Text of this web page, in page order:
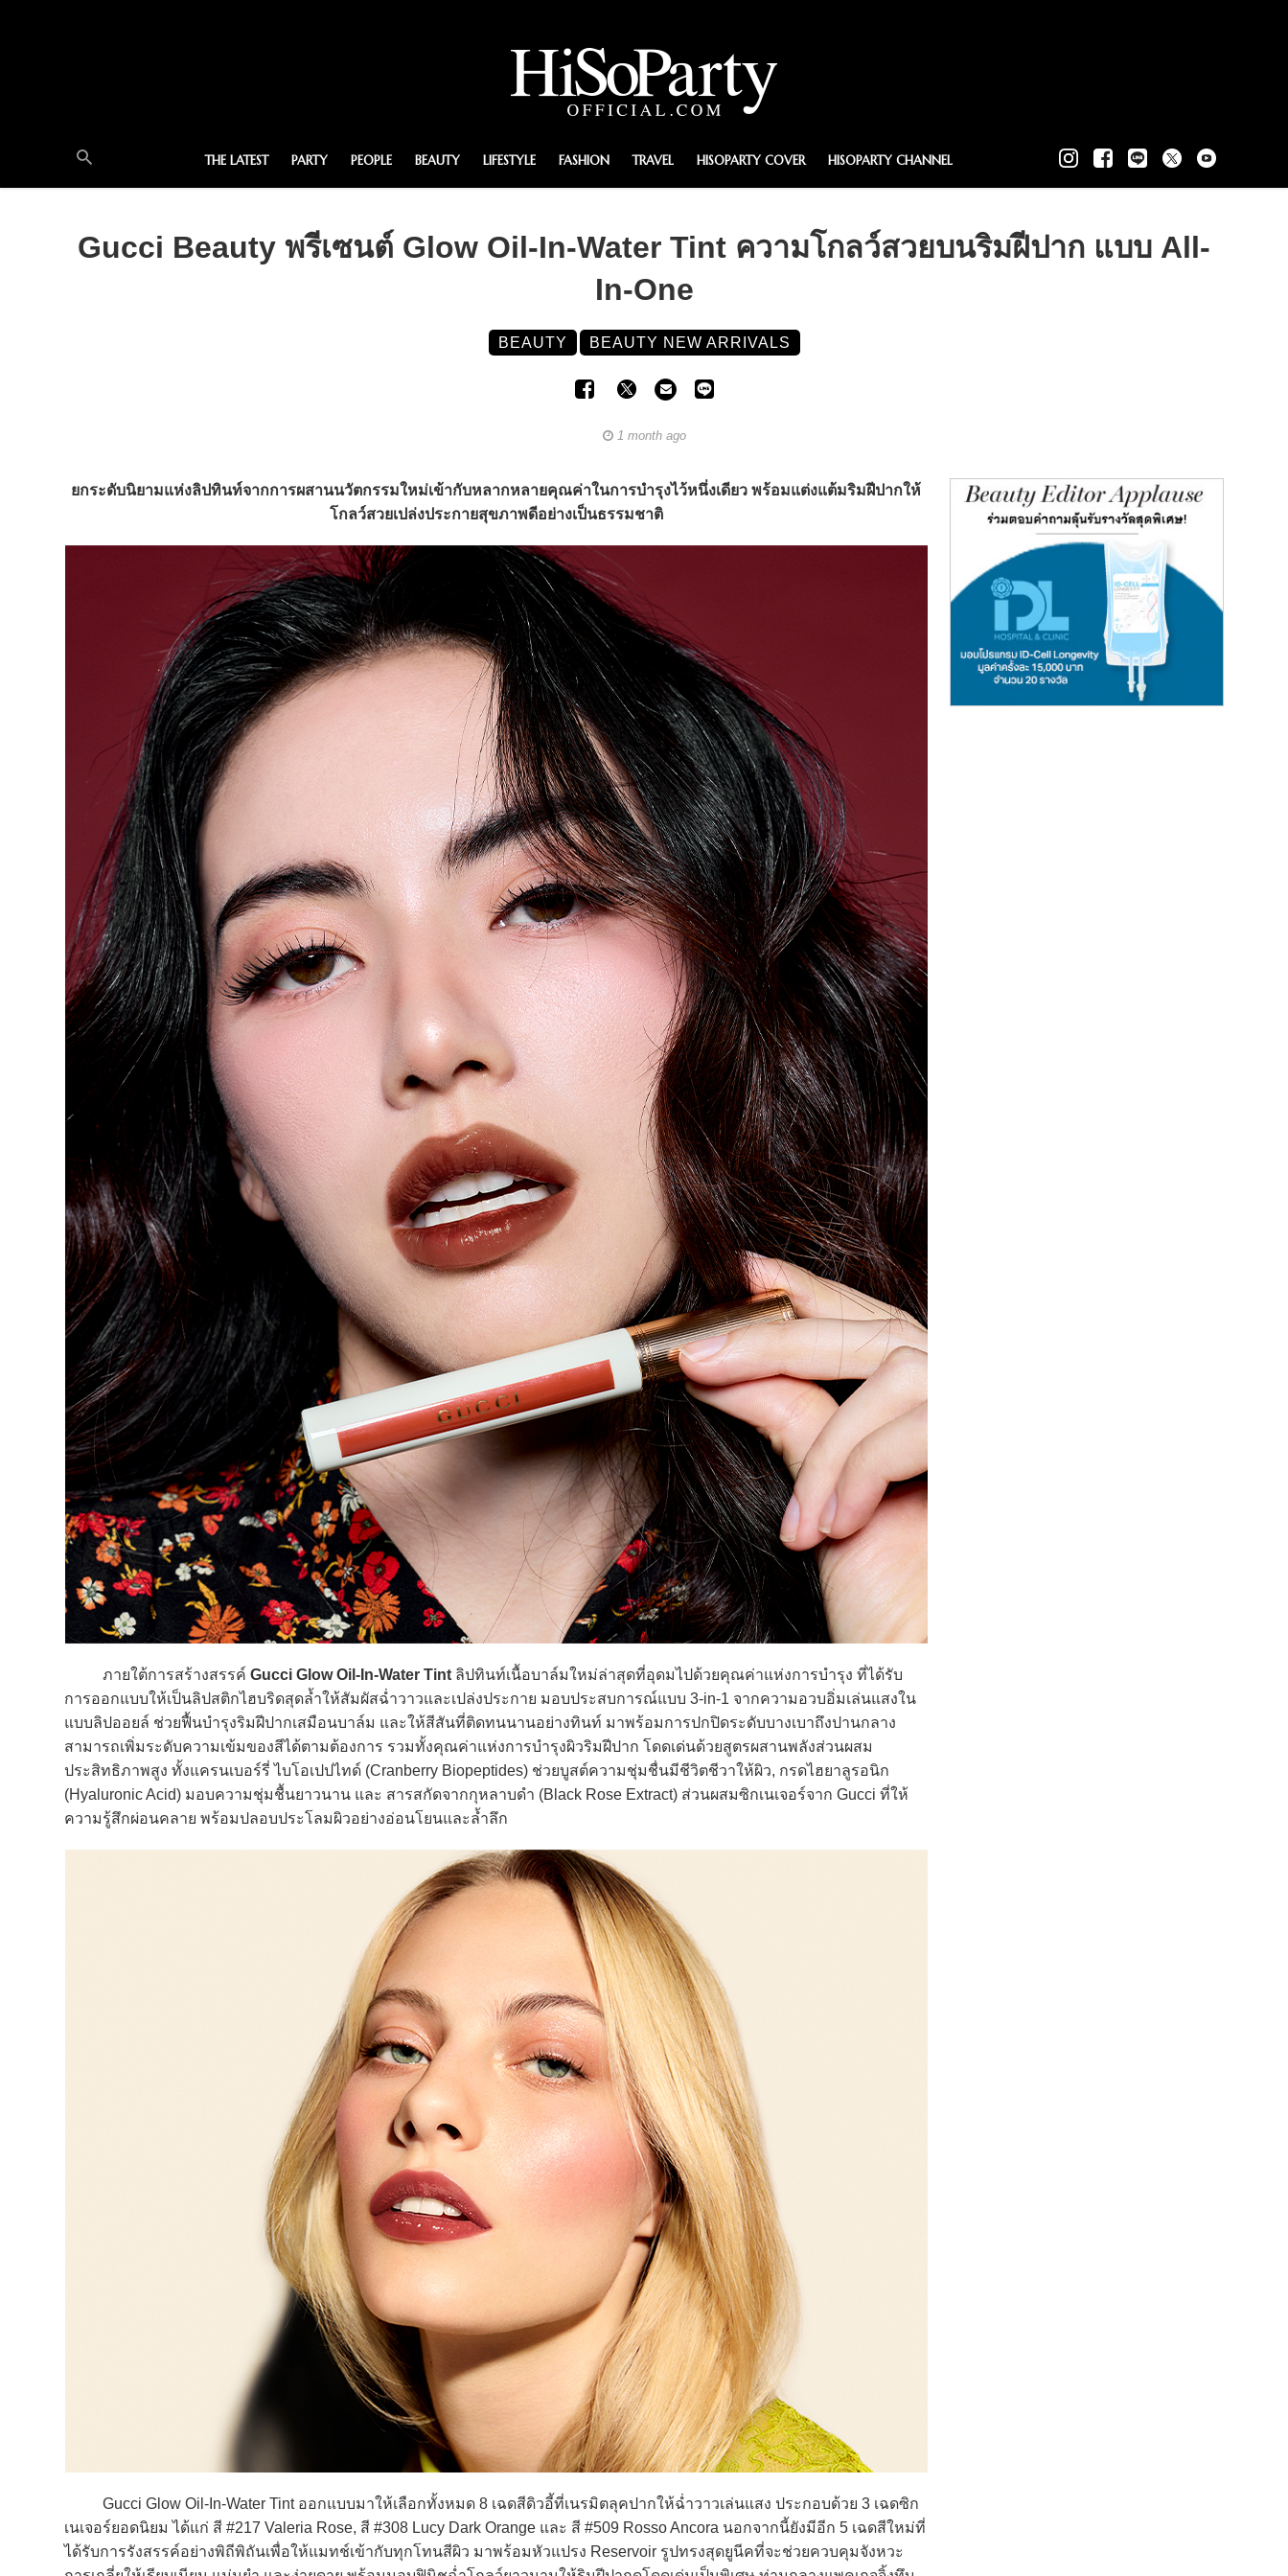
THE LATEST PARTY PEOPLE BEAUTY LIFESTYLE FASHION TRAVEL HISOPARTY COVER HISOPARTY CHANNEL
Gucci Beauty พรีเซนต์ Glow Oil-In-Water Tint ความโกลว์สวยบนริมฝีปาก แบบ All-
In-One
BEAUTY BEAUTY NEW ARRIVALS
1 month ago
ยกระดับนิยามแห่งลิปทินท์จากการผสานนวัตกรรมใหม่เข้ากับหลากหลายคุณค่าในการบำรุงไว้หนึ่งเดียว พร้อมแต่งแต้มริมฝีปากให้
โกลว์สวยเปล่งประกายสุขภาพดีอย่างเป็นธรรมชาติ
ภายใต้การสร้างสรรค์ Gucci Glow Oil-In-Water Tint ลิปทินท์เนื้อบาล์มใหม่ล่าสุดที่อุดมไปด้วยคุณค่าแห่งการบำรุง ที่ได้รับ
การออกแบบให้เป็นลิปสติกไฮบริดสุดล้ำให้สัมผัสฉ่ำวาวและเปล่งประกาย มอบประสบการณ์แบบ 3-in-1 จากความอวบอิ่มเล่นแสงใน
แบบลิปออยล์ ช่วยฟื้นบำรุงริมฝีปากเสมือนบาล์ม และให้สีสันที่ติดทนนานอย่างทินท์ มาพร้อมการปกปิดระดับบางเบาถึงปานกลาง
สามารถเพิ่มระดับความเข้มของสีได้ตามต้องการ รวมทั้งคุณค่าแห่งการบำรุงผิวริมฝีปาก โดดเด่นด้วยสูตรผสานพลังส่วนผสม
ประสิทธิภาพสูง ทั้งแครนเบอร์รี่ ไบโอเปปไทด์ (Cranberry Biopeptides) ช่วยบูสต์ความชุ่มชื่นมีชีวิตชีวาให้ผิว, กรดไฮยาลูรอนิก
(Hyaluronic Acid) มอบความชุ่มชื้นยาวนาน และ สารสกัดจากกุหลาบดำ (Black Rose Extract) ส่วนผสมซิกเนเจอร์จาก Gucci ที่ให้
ความรู้สึกผ่อนคลาย พร้อมปลอบประโลมผิวอย่างอ่อนโยนและล้ำลึก
Gucci Glow Oil-In-Water Tint ออกแบบมาให้เลือกทั้งหมด 8 เฉดสีดิวอี้ที่เนรมิตลุคปากให้ฉ่ำวาวเล่นแสง ประกอบด้วย 3 เฉดซิก
เนเจอร์ยอดนิยม ได้แก่ สี #217 Valeria Rose, สี #308 Lucy Dark Orange และ สี #509 Rosso Ancora นอกจากนี้ยังมีอีก 5 เฉดสีใหม่ที่
ได้รับการรังสรรค์อย่างพิถีพิถันเพื่อให้แมทช์เข้ากับทุกโทนสีผิว มาพร้อมหัวแปรง Reservoir รูปทรงสุดยูนีคที่จะช่วยควบคุมจังหวะ